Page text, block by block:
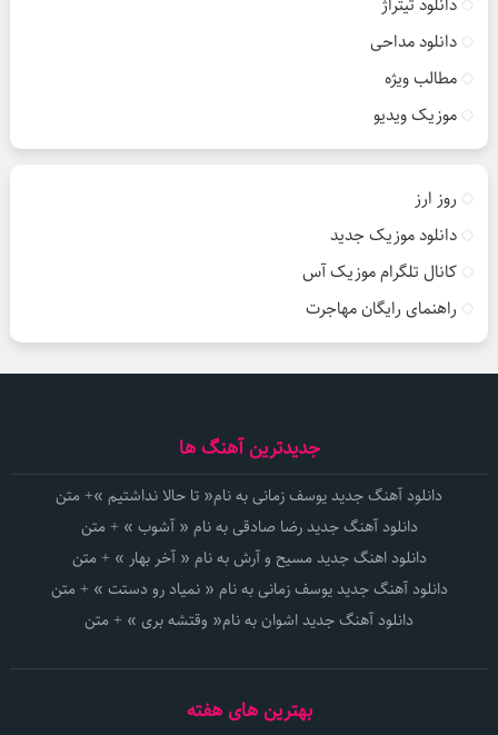
دانلود تیتراژ
دانلود مداحی
مطالب ویژه
موزیک ویدیو
روز ارز
دانلود موزیک جدید
کانال تلگرام موزیک آس
راهنمای رایگان مهاجرت
جدیدترین آهنگ ها
دانلود آهنگ جدید یوسف زمانی به نام« تا حالا نداشتیم »+ متن
دانلود آهنگ جدید رضا صادقی به نام « آشوب » + متن
دانلود اهنگ جدید مسیح و آرش به نام « آخر بهار » + متن
دانلود آهنگ جدید یوسف زمانی به نام « نمیاد رو دستت » + متن
دانلود آهنگ جدید اشوان به نام« وقتشه بری » + متن
بهترین های هفته